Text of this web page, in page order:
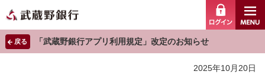
ログイ
戻る 「武蔵野銀行アプリ利用規定」改定のお知らせ
2025年10月20日